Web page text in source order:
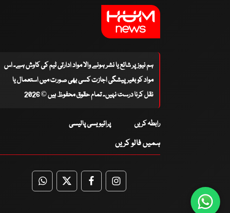
ہم نیوز پر شائع یا نشر ہونے والا مواد ادارتی ٹیم کی کاوش ہے۔ اس
مواد کو بغیر پیشگی اجازت کسی بھی صورت میں استعمال یا
نقل کرنا درست نہیں۔ تمام حقوق محفوظ ہیں © 2026
رابطہ کریں پرائیویسی پالیسی
ہمیں فالو کریں
WhatsApp
TwitterFacebookFacebook